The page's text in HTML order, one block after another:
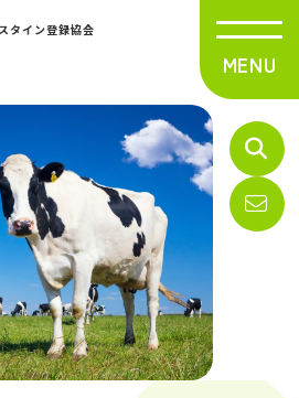
タイン登録協会